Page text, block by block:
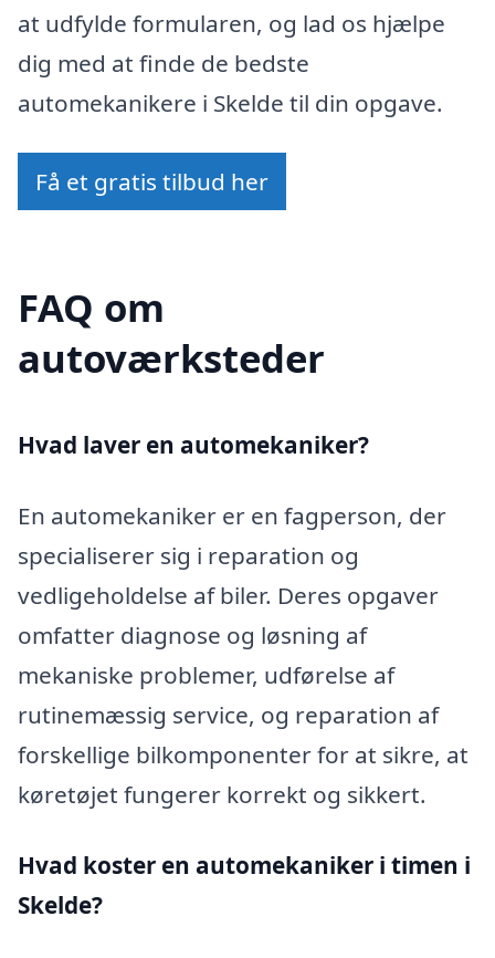
at udfylde formularen, og lad os hjælpe
dig med at finde de bedste
automekanikere i Skelde til din opgave.
Få et gratis tilbud her
FAQ om
autoværksteder
Hvad laver en automekaniker?
En automekaniker er en fagperson, der
specialiserer sig i reparation og
vedligeholdelse af biler. Deres opgaver
omfatter diagnose og løsning af
mekaniske problemer, udførelse af
rutinemæssig service, og reparation af
forskellige bilkomponenter for at sikre, at
køretøjet fungerer korrekt og sikkert.
Hvad koster en automekaniker i timen i
Skelde?